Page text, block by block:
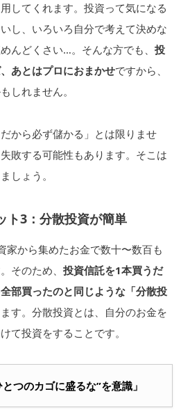
してくれます。投資って気になる
し、いろいろ自分で考えて決めな
んどくさい…。そんな方でも、 投
あとはプロにおまかせですから、
しれません。
から必ず儲かる」とは限りませ
敗する可能性もあります。そこは
しょう。
ト3：分散投資が簡単
家から集めたお金で数十〜数百も
そのため、 投資信託を1本買うだ
部買ったのと同じような「分散投
す。分散投資とは、自分のお金を
て投資をすることです。
つのカゴに盛るな”を意識」